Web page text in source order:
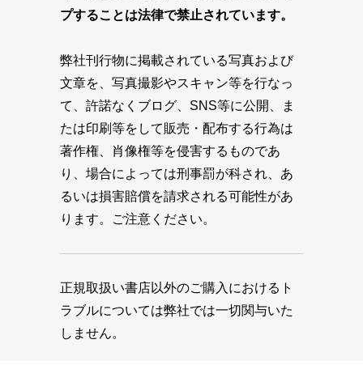
プすることは法律で禁止されています。
弊社刊行物に掲載されている写真および
文章を、写真撮影やスキャン等を行なっ
て、許諾なくブログ、SNS等に公開、ま
たは印刷等をして販売・配布する行為は
著作権、肖像権等を侵害するものであ
り、場合によっては刑事罰が科され、あ
るいは損害賠償を請求される可能性があ
ります。ご注意ください。
正規取扱い書店以外のご購入におけるト
ラブルについては弊社では一切関与いた
しません。